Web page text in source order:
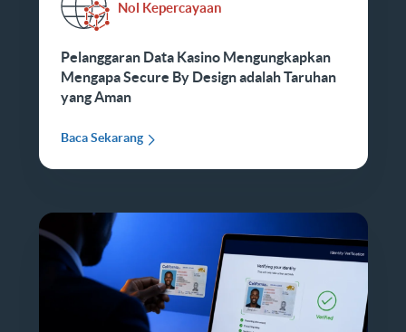
Nol Kepercayaan
Pelanggaran Data Kasino Mengungkapkan
Mengapa Secure By Design adalah Taruhan
yang Aman
Baca Sekarang